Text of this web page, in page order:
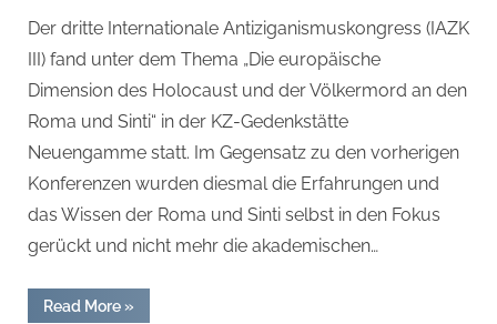
Der dritte Internationale Antiziganismuskongress (IAZK
III) fand unter dem Thema „Die europäische
Dimension des Holocaust und der Völkermord an den
Roma und Sinti“ in der KZ-Gedenkstätte
Neuengamme statt. Im Gegensatz zu den vorherigen
Konferenzen wurden diesmal die Erfahrungen und
das Wissen der Roma und Sinti selbst in den Fokus
gerückt und nicht mehr die akademischen…
Read More“Report
»